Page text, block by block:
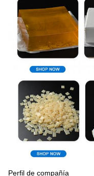
Perfil de compañía